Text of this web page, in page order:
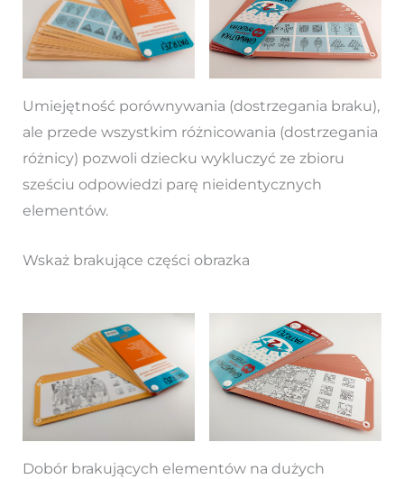
Umiejętność porównywania (dostrzegania braku),
ale przede wszystkim różnicowania (dostrzegania
różnicy) pozwoli dziecku wykluczyć ze zbioru
sześciu odpowiedzi parę nieidentycznych
elementów.
Wskaż brakujące części obrazka
Dobór brakujących elementów na dużych